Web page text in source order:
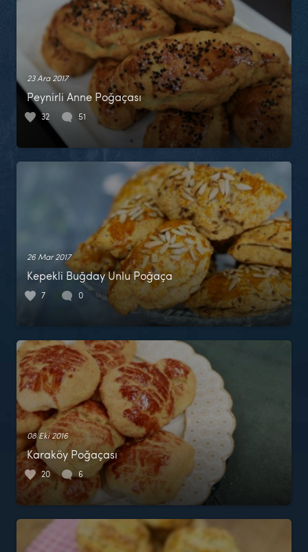
23 Ara 2017
Peynirli Anne Poğaçası
32 51
26 Mar 2017
Kepekli Buğday Unlu Poğaça
7 0
08 Eki 2016
Karaköy Poğaçası
20 6